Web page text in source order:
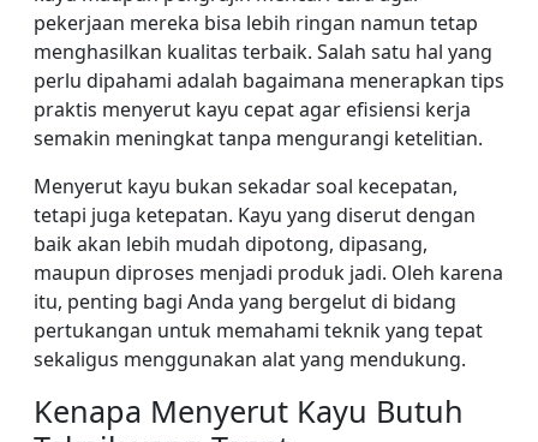
pekerjaan mereka bisa lebih ringan namun tetap
menghasilkan kualitas terbaik. Salah satu hal yang
perlu dipahami adalah bagaimana menerapkan tips
praktis menyerut kayu cepat agar efisiensi kerja
semakin meningkat tanpa mengurangi ketelitian.
Menyerut kayu bukan sekadar soal kecepatan,
tetapi juga ketepatan. Kayu yang diserut dengan
baik akan lebih mudah dipotong, dipasang,
maupun diproses menjadi produk jadi. Oleh karena
itu, penting bagi Anda yang bergelut di bidang
pertukangan untuk memahami teknik yang tepat
sekaligus menggunakan alat yang mendukung.
Kenapa Menyerut Kayu Butuh